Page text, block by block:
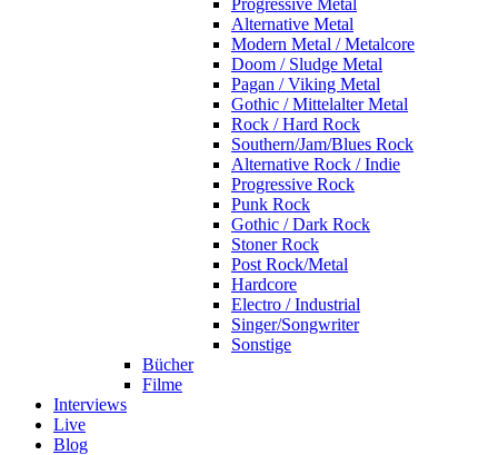
Progressive Metal
Alternative Metal
Modern Metal / Metalcore
Doom / Sludge Metal
Pagan / Viking Metal
Gothic / Mittelalter Metal
Rock / Hard Rock
Southern/Jam/Blues Rock
Alternative Rock / Indie
Progressive Rock
Punk Rock
Gothic / Dark Rock
Stoner Rock
Post Rock/Metal
Hardcore
Electro / Industrial
Singer/Songwriter
Sonstige
Bücher
Filme
Interviews
Live
Blog